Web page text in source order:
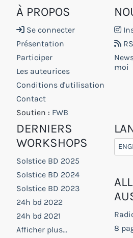
À PROPOS
Se connecter
Présentation
Participer
Les auteurices
Conditions d'utilisation
Contact
Soutien : FWB
moi
DERNIERS
WORKSHOPS
Solstice BD 2025
Solstice BD 2024
Solstice BD 2023
24h bd 2022
24h bd 2021
Afficher plus...
8